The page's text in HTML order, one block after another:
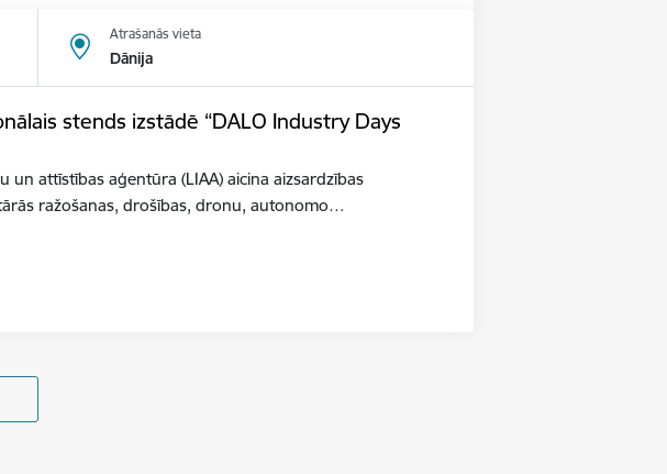
Atrašanās vieta
Dānija
stends izstādē “DALO Industry Days
un attīstības aģentūra (LIAA) aicina aizsardzības
ražošanas, drošības, dronu, autonomo…